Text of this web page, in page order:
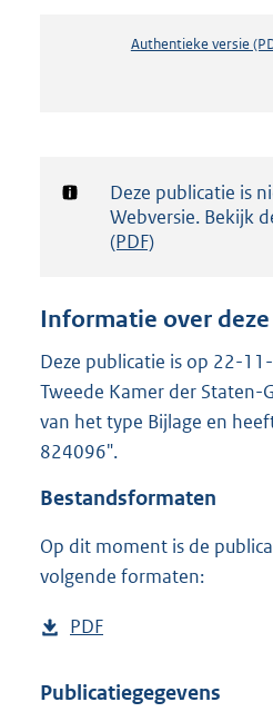
Authentieke versie
Notificatie:
Deze publicatie is
Webversie. Bekijk
(PDF)
Informatie over
Deze publicatie is op 22-
Tweede Kamer der Staten-
van het type Bijlage en
824096".
Bestandsformaten
Op dit moment is de
volgende formaten:
D
w
PDF
s
Publicatiegegevens